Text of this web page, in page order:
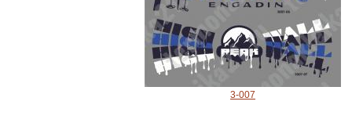
3-007